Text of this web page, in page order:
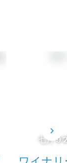
七月 9
ワイナ